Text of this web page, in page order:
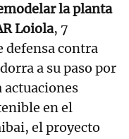
la planta
Loiola, 7
defensa contra
a su paso por
actuaciones
en el
el proyecto